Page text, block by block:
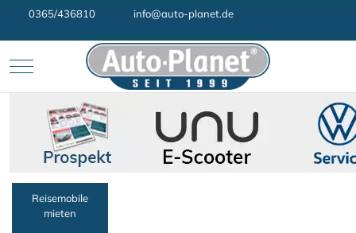
0365/436810 info@auto-planet.de
Mobile Menu Toggle
Reisemobile
mieten